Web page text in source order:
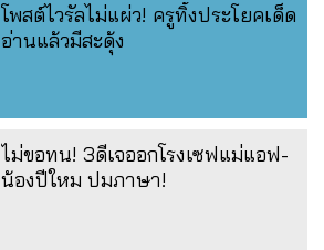
โพสต์ไวรัลไม่แผ่ว! ครูทิ้งประโยคเด็ด
อ่านแล้วมีสะดุ้ง
ไม่ขอทน! 3ดีเจออกโรงเซฟแม่แอฟ-
น้องปีใหม ปมภาษา!